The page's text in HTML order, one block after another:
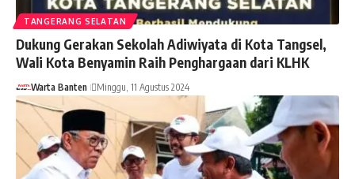
TANGERANG SELATAN
Dukung Gerakan Sekolah Adiwiyata di Kota Tangsel,
Wali Kota Benyamin Raih Penghargaan dari KLHK
Warta Banten Minggu, 11 Agustus 2024